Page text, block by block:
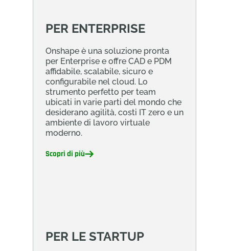
PER ENTERPRISE
Onshape è una soluzione pronta
per Enterprise e offre CAD e PDM
affidabile, scalabile, sicuro e
configurabile nel cloud. Lo
strumento perfetto per team
ubicati in varie parti del mondo che
desiderano agilità, costi IT zero e un
ambiente di lavoro virtuale
moderno.
Scopri di più
PER LE STARTUP